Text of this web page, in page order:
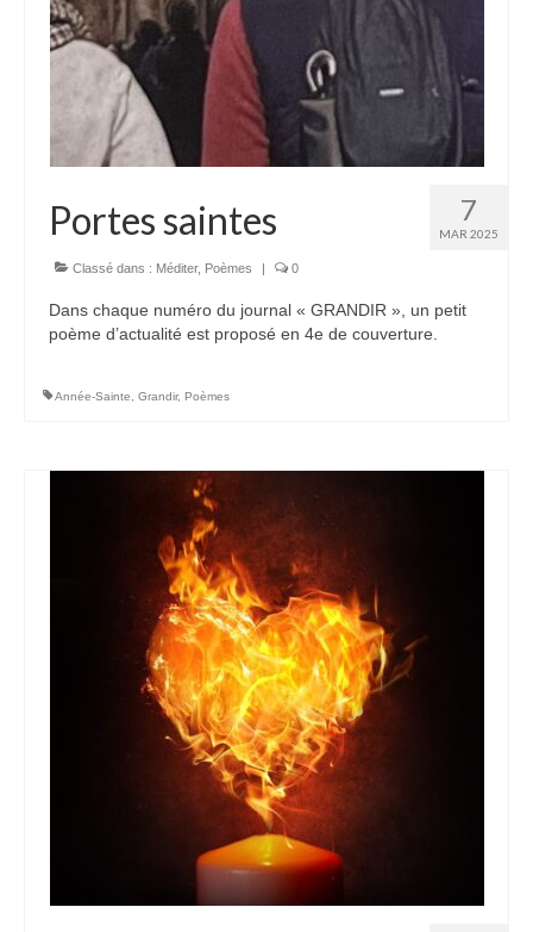
7
MAR 2025
Portes saintes
Classé dans : Méditer, Poèmes | 0
Dans chaque numéro du journal « GRANDIR », un petit
poème d’actualité est proposé en 4e de couverture.
Année-Sainte Grandir, Poèmes